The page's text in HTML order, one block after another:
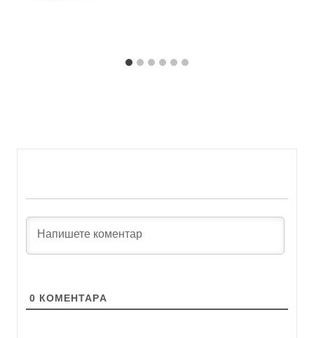
0 КОМЕНТАРA